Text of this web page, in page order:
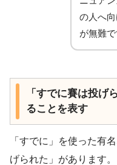
の人へ
が無難で
「すでに賽は投げ
ることを表す
「すでに」を使った有
げられた」があります。